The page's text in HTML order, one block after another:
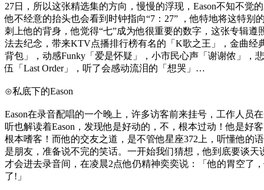
27日，所以这张精选集的方向，慢慢的浮现，Eason不知不觉
他不经意的抬头也会看到时钟指向“7：27” ，他特地将这特别
刺上他的背身，他觉得“七”成为他很重要的数字，这张专辑遵
法去纪念，带来KTV点播排行榜有名的「K歌之王」，金曲经
背包」，动感Funky「爱是怀疑」，小市民心声「谢谢侬」，
伍「Last Order」，听了会感动流泪的「想哭」…
⊙私底下的Eason
Eason在录音配唱的一个晚上，许多访客前来挂号，工作人员
听也解读着Eason，发现他是好动的，不，根本过动！他是好
根本嗜客！而他的交友之道，是不管他星座372上，听懂他的
是朋友，准备说不完的笑话。一开始我们猜想，他到底要谈天
才会进去录音间，在凌晨2点他仍精神奕奕说：「他的胃空了
了!」